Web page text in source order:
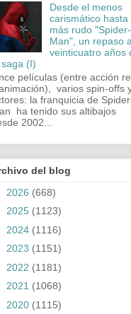
Desde el menos
carismático hasta
más rudo "Spider-
Man", un repaso a
veinticuatro años
saga (I)
películas (entre acción
varios spin-offs
la franquicia de
ha tenido sus altibajos
2002...
del blog
2026 (668)
2025 (1123)
2024 (1116)
2023 (1151)
2022 (1181)
2021 (1068)
2020 (1115)